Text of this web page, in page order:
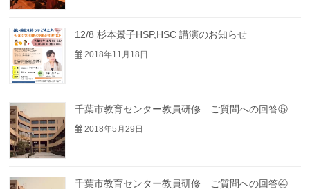
12/8 杉本景子HSP,HSC 講演のお知らせ
2018年11月18日
千葉市教育センター教員研修 ご質問への回答⑤
2018年5月29日
千葉市教育センター教員研修 ご質問への回答④